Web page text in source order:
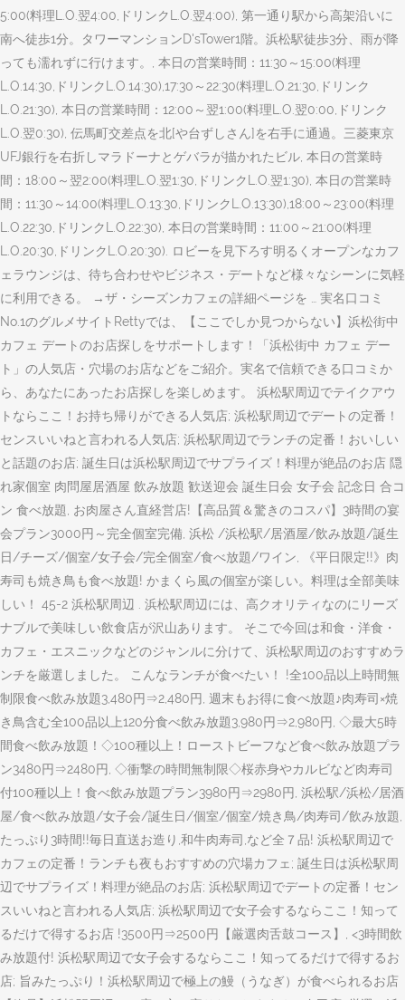
5:00(料理L.O.翌4:00,ドリンクL.O.翌4:00), 第一通り駅から高架沿いに
南へ徒歩1分。タワーマンションD'sTower1階。浜松駅徒歩3分、雨が降
っても濡れずに行けます。, 本日の営業時間：11:30～15:00(料理
L.O.14:30,ドリンクL.O.14:30),17:30～22:30(料理L.O.21:30,ドリンク
L.O.21:30), 本日の営業時間：12:00～翌1:00(料理L.O.翌0:00,ドリンク
L.O.翌0:30), 伝馬町交差点を北[や台ずしさん]を右手に通過。三菱東京
UFJ銀行を右折しマラドーナとゲバラが描かれたビル, 本日の営業時
間：18:00～翌2:00(料理L.O.翌1:30,ドリンクL.O.翌1:30), 本日の営業時
間：11:30～14:00(料理L.O.13:30,ドリンクL.O.13:30),18:00～23:00(料理
L.O.22:30,ドリンクL.O.22:30), 本日の営業時間：11:00～21:00(料理
L.O.20:30,ドリンクL.O.20:30). ロビーを見下ろす明るくオープンなカフ
ェラウンジは、待ち合わせやビジネス・デートなど様々なシーンに気軽
に利用できる。 →ザ・シーズンカフェの詳細ページを … 実名口コミ
No.1のグルメサイトRettyでは、【ここでしか見つからない】浜松街中
カフェ デートのお店探しをサポートします！「浜松街中 カフェ デー
ト」の人気店・穴場のお店などをご紹介。実名で信頼できる口コミか
ら、あなたにあったお店探しを楽しめます。 浜松駅周辺でテイクアウ
トならここ！お持ち帰りができる人気店; 浜松駅周辺でデートの定番！
センスいいねと言われる人気店; 浜松駅周辺でランチの定番！おいしい
と話題のお店; 誕生日は浜松駅周辺でサプライズ！料理が絶品のお店 隠
れ家個室 肉問屋居酒屋 飲み放題 歓送迎会 誕生日会 女子会 記念日 合コ
ン 食べ放題, お肉屋さん直経営店!【高品質＆驚きのコスパ】3時間の宴
会プラン3000円～完全個室完備, 浜松 /浜松駅/居酒屋/飲み放題/誕生
日/チーズ/個室/女子会/完全個室/食べ放題/ワイン, 《平日限定!!》肉
寿司も焼き鳥も食べ放題! かまくら風の個室が楽しい。料理は全部美味
しい！ 45-2 浜松駅周辺 . 浜松駅周辺には、高クオリティなのにリーズ
ナブルで美味しい飲食店が沢山あります。 そこで今回は和食・洋食・
カフェ・エスニックなどのジャンルに分けて、浜松駅周辺のおすすめラ
ンチを厳選しました。 こんなランチが食べたい！ !全100品以上時間無
制限食べ飲み放題3,480円⇒2,480円, 週末もお得に食べ放題♪肉寿司×焼
き鳥含む全100品以上120分食べ飲み放題3,980円⇒2,980円, ◇最大5時
間食べ飲み放題！◇100種以上！ローストビーフなど食べ飲み放題プラ
ン3480円⇒2480円, ◇衝撃の時間無制限◇桜赤身やカルビなど肉寿司
付100種以上！食べ飲み放題プラン3980円⇒2980円, 浜松駅/浜松/居酒
屋/食べ飲み放題/女子会/誕生日/個室/個室/焼き鳥/肉寿司/飲み放題,
たっぷり3時間!!毎日直送お造り,和牛肉寿司,など全７品! 浜松駅周辺で
カフェの定番！ランチも夜もおすすめの穴場カフェ; 誕生日は浜松駅周
辺でサプライズ！料理が絶品のお店; 浜松駅周辺でデートの定番！セン
スいいねと言われる人気店; 浜松駅周辺で女子会するならここ！知って
るだけで得するお店 !3500円⇒2500円【厳選肉舌鼓コース】, <3時間飲
み放題付! 浜松駅周辺で女子会するならここ！知ってるだけで得するお
店; 旨みたっぷり！浜松駅周辺で極上の鰻（うなぎ）が食べられるお店